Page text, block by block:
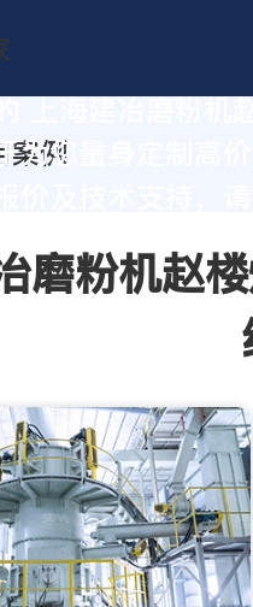
为您量身定制高
磨粉机赵